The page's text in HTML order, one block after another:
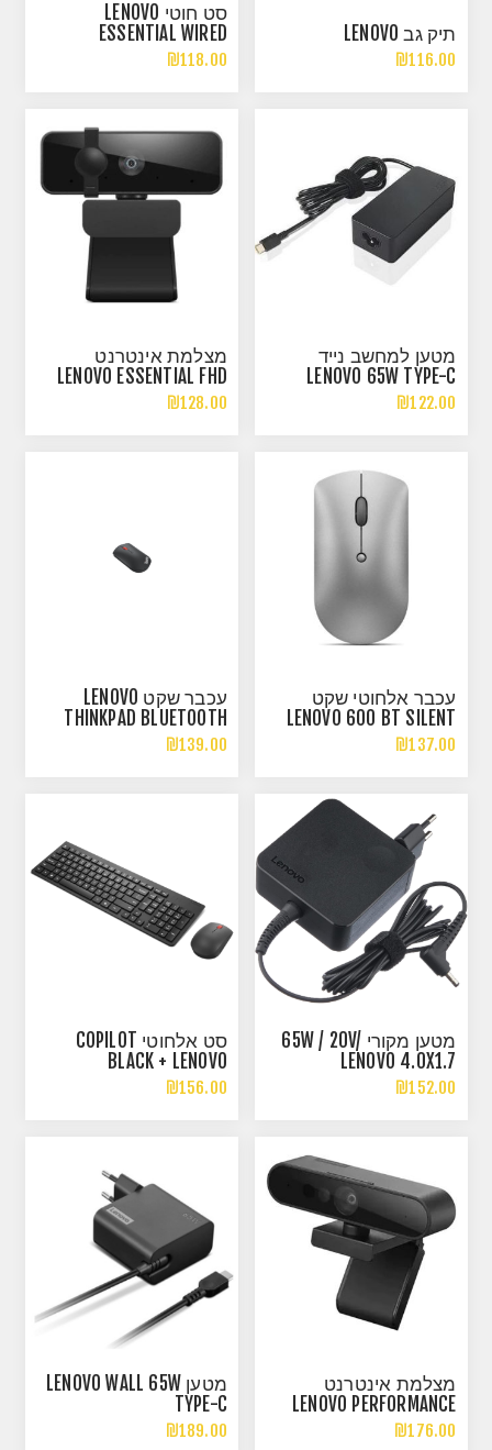
תיק גב LENOVO
₪116.00
סט חוטי LENOVO
ESSENTIAL WIRED
HEBREW/ENGLISH INCL
₪118.00
מטען למחשב נייד
LENOVO 65W TYPE-C
₪122.00
מצלמת אינטרנט
LENOVO ESSENTIAL FHD
DUAL MIC AND SHUTTER
₪128.00
עכבר אלחוטי שקט
LENOVO 600 BT SILENT
MOUSE
₪137.00
עכבר שקט LENOVO
THINKPAD BLUETOOTH
SILENT MOUSE BLACK
₪139.00
מטען מקורי 65W / 20V/
LENOVO 4.0X1.7
₪152.00
סט אלחוטי COPILOT
BLACK + LENOVO
ESSENTIAL WIRELESS
₪156.00
מצלמת אינטרנט
LENOVO PERFORMANCE
FHD WEBCAM AND MIC
₪176.00
מטען LENOVO WALL 65W
TYPE-C
₪189.00